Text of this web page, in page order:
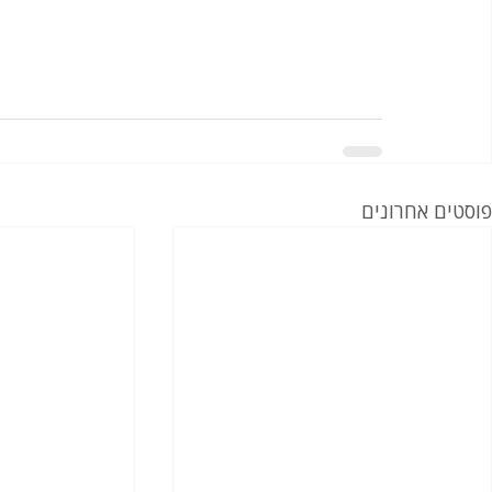
פוסטים אחרונים